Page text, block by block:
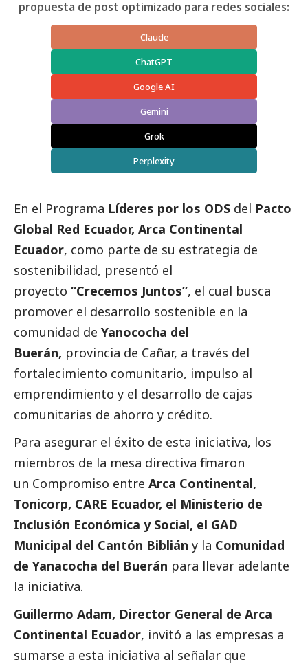
propuesta de post optimizado para redes sociales:
Claude
ChatGPT
Google AI
Gemini
Grok
Perplexity
En el Programa Líderes por los ODS del Pacto
Global Red Ecuador, Arca Continental
Ecuador, como parte de su estrategia de
sostenibilidad, presentó el
proyecto “Crecemos Juntos”, el cual busca
promover el desarrollo sostenible en la
comunidad de Yanococha del
Buerán, provincia de Cañar, a través del
fortalecimiento comunitario, impulso al
emprendimiento y el desarrollo de cajas
comunitarias de ahorro y crédito.
Para asegurar el éxito de esta iniciativa, los
miembros de la mesa directiva firmaron
un Compromiso entre Arca Continental,
Tonicorp, CARE Ecuador, el Ministerio de
Inclusión Económica y Social, el GAD
Municipal del Cantón Biblián y la Comunidad
de Yanacocha del Buerán para llevar adelante
la iniciativa.
Guillermo Adam, Director General de Arca
Continental Ecuador, invitó a las empresas a
sumarse a esta iniciativa al señalar que